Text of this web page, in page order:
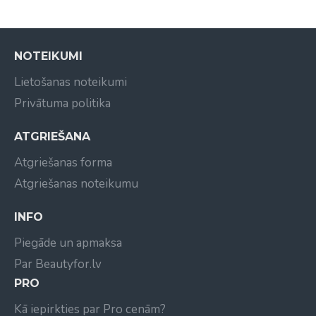
losjona sistēmu: Salona cienīgs rezultāts: izteikti
Pasargā matus no kaitīgajiem ārējās vides
faktoriem;
Sniedz aizsardzību pret izbalēšanu;
Poraini mati tiek stiprināti un iegūst izteiktu toni
Nodrošina krāsas aizsardzību līdz 32 mazgāšanas
NOTEIKUMI
Lietošanas noteikumi
Privātuma politika
ATGRIEŠANA
Atgriešanas forma
Atgriešanas noteikumu
INFO
Piegāde un apmaksa
Par Beautyfor.lv
PRO
Kā iepirkties par Pro cenām?